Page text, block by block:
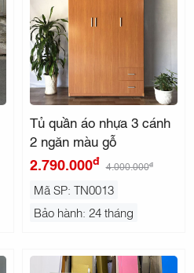
Tủ quần áo nhựa 3 cánh
2 ngăn màu gỗ
2.790.000đ 4.000.000đ
Mã SP: TN0013
Bảo hành: 24 tháng